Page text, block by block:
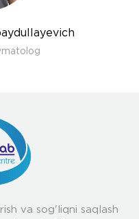
va sog'liqni saqlash